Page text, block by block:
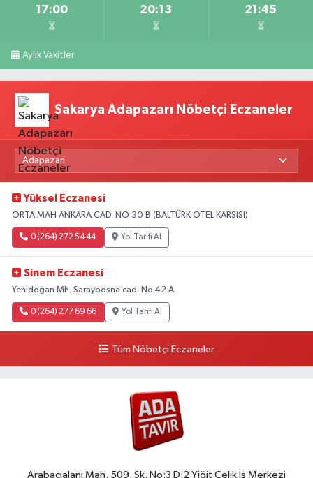
17:00 20:13 21:45
Aylık Vakitler
Sakarya Adapazarı Nöbetçi Eczaneler
Yüksel Eczanesi
ORTA MAH ANKARA CAD. NO 30 B (BALTÜRK OTEL KARŞISI)
0 (264) 272 54 44 Yol Tarifi Al
Sinem Eczanesi
Yenidoğan Mh. Saraybosna cad. No:42 A
0 (264) 277 69 66 Yol Tarifi Al
Tüm Nöbetçi Eczaneler
Arabacıalanı Mah. 509. Sk. No:3 D:2 Yiğit Çelik İş Merkezi